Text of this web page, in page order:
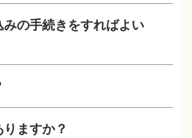
の手続きをすればよい
ますか？